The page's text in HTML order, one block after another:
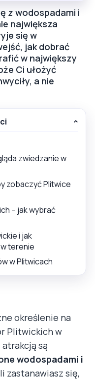
z wodospadami i
największa
się w
jak dobrać
w największy
Ci ułożyć
a nie
zwiedzanie w
zobaczyć Plitwice
– jak wybrać
i jak
terenie
w Plitwicach
określenie na
Plitwickich w
są
wodospadami i
zastanawiasz się,